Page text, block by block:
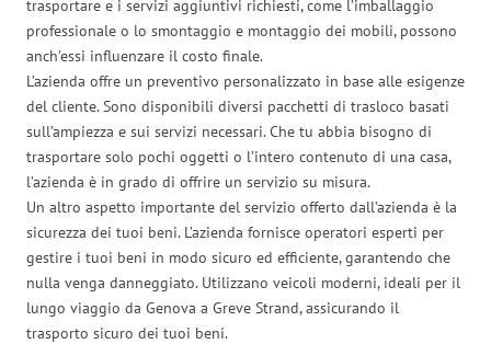
trasportare e i servizi aggiuntivi richiesti, come l’imballaggio
professionale o lo smontaggio e montaggio dei mobili, possono
anch’essi influenzare il costo finale.
L’azienda offre un preventivo personalizzato in base alle esigenze
del cliente. Sono disponibili diversi pacchetti di trasloco basati
sull’ampiezza e sui servizi necessari. Che tu abbia bisogno di
trasportare solo pochi oggetti o l’intero contenuto di una casa,
l’azienda è in grado di offrire un servizio su misura.
Un altro aspetto importante del servizio offerto dall’azienda è la
sicurezza dei tuoi beni. L’azienda fornisce operatori esperti per
gestire i tuoi beni in modo sicuro ed efficiente, garantendo che
nulla venga danneggiato. Utilizzano veicoli moderni, ideali per il
lungo viaggio da Genova a Greve Strand, assicurando il
trasporto sicuro dei tuoi beni.